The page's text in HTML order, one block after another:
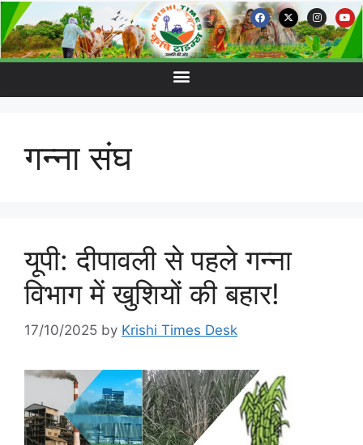
गन्ना संघ
यूपी: दीपावली से पहले गन्ना
विभाग में खुशियों की बहार!
17/10/2025 by Krishi Times Desk